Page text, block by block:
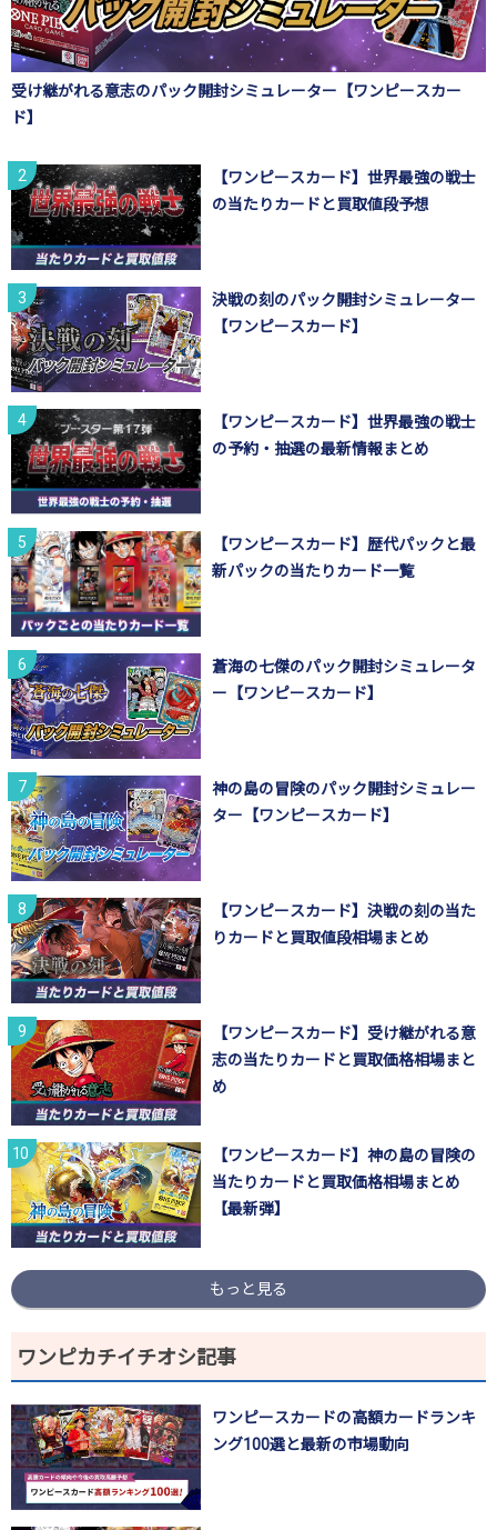
受け継がれる意志のパック開封シミュレーター【ワンピースカー
ド】
【ワンピースカード】世界最強の戦士
の当たりカードと買取値段予想
決戦の刻のパック開封シミュレーター
【ワンピースカード】
【ワンピースカード】世界最強の戦士
の予約・抽選の最新情報まとめ
【ワンピースカード】歴代パックと最
新パックの当たりカード一覧
蒼海の七傑のパック開封シミュレータ
ー【ワンピースカード】
神の島の冒険のパック開封シミュレー
ター【ワンピースカード】
【ワンピースカード】決戦の刻の当た
りカードと買取値段相場まとめ
【ワンピースカード】受け継がれる意
志の当たりカードと買取価格相場まと
め
【ワンピースカード】神の島の冒険の
当たりカードと買取価格相場まとめ
【最新弾】
もっと見る
ワンピカチイチオシ記事
ワンピースカードの高額カードランキ
ング100選と最新の市場動向